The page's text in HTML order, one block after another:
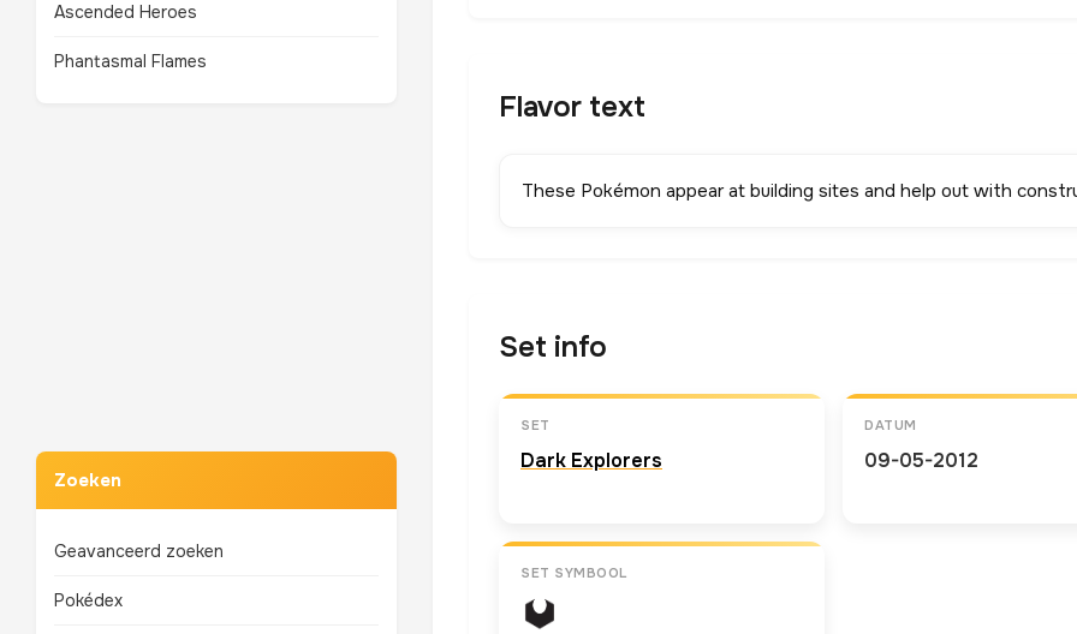
Ascended Heroes
Phantasmal Flames
Zoeken
Geavanceerd zoeken
Pokédex
Flavor text
These Pokémon appear at building sites and help out with
Set info
SET
Dark Explorers
DATUM
09-05-2012
SET SYMBOOL